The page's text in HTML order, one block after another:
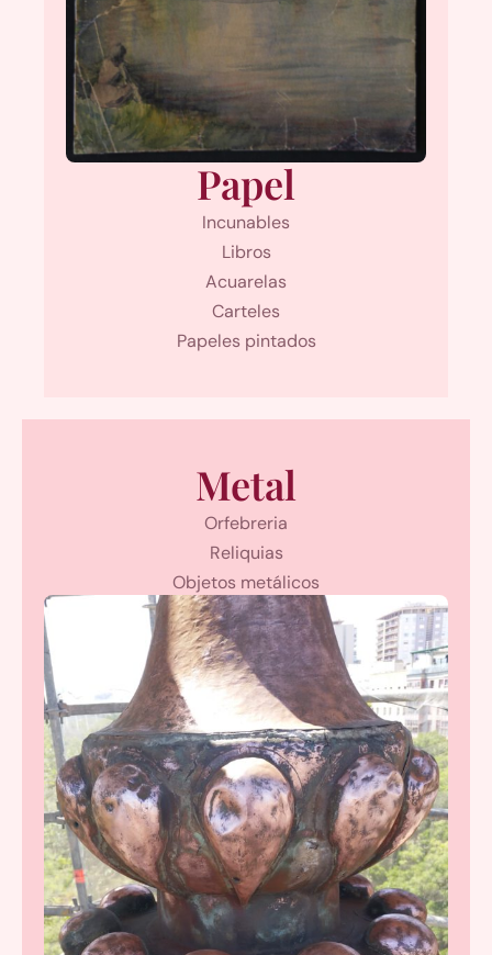
Papel
Incunables
Libros
Acuarelas
Carteles
Papeles pintados
Metal
Orfebreria
Reliquias
Objetos metálicos